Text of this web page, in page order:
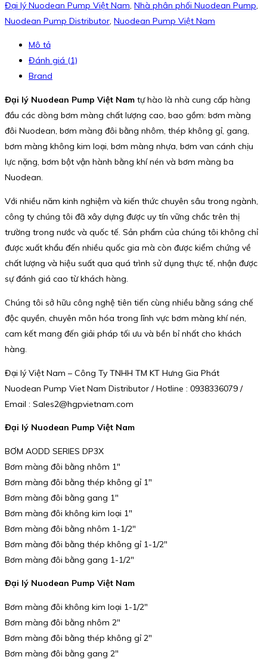
Đại lý Nuodean Pump Việt Nam Nhà phân phối Nuodean Pump
Nuodean Pump Distributor Nuodean Pump Việt Nam
Mô tả
Đánh giá (1)
Brand
Đại lý Nuodean Pump Việt Nam tự hào là nhà cung cấp hàng
đầu các dòng bơm màng chất lượng cao, bao gồm: bơm màng
đôi Nuodean, bơm màng đôi bằng nhôm, thép không gỉ, gang,
bơm màng không kim loại, bơm màng nhựa, bơm van cánh chịu
lực nặng, bơm bột vận hành bằng khí nén và bơm màng ba
Nuodean.
Với nhiều năm kinh nghiệm và kiến thức chuyên sâu trong ngành,
công ty chúng tôi đã xây dựng được uy tín vững chắc trên thị
trường trong nước và quốc tế. Sản phẩm của chúng tôi không chỉ
được xuất khẩu đến nhiều quốc gia mà còn được kiểm chứng về
chất lượng và hiệu suất qua quá trình sử dụng thực tế, nhận được
sự đánh giá cao từ khách hàng.
Chúng tôi sở hữu công nghệ tiên tiến cùng nhiều bằng sáng chế
độc quyền, chuyên môn hóa trong lĩnh vực bơm màng khí nén,
cam kết mang đến giải pháp tối ưu và bền bỉ nhất cho khách
hàng.
Đại lý Việt Nam – Công Ty TNHH TM KT Hưng Gia Phát
Nuodean Pump Viet Nam Distributor / Hotline : 0938336079 /
Email : Sales2@hgpvietnam.com
Đại lý Nuodean Pump Việt Nam
BƠM AODD SERIES DP3X
Bơm màng đôi bằng nhôm 1″
Bơm màng đôi bằng thép không gỉ 1″
Bơm màng đôi bằng gang 1″
Bơm màng đôi không kim loại 1″
Bơm màng đôi bằng nhôm 1-1/2″
Bơm màng đôi bằng thép không gỉ 1-1/2″
Bơm màng đôi bằng gang 1-1/2″
Đại lý Nuodean Pump Việt Nam
Bơm màng đôi không kim loại 1-1/2″
Bơm màng đôi bằng nhôm 2″
Bơm màng đôi bằng thép không gỉ 2″
Bơm màng đôi bằng gang 2″